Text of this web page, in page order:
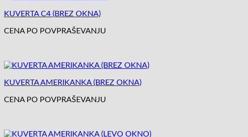
KUVERTA C4 (BREZ OKNA)
CENA PO POVPRAŠEVANJU
KUVERTA AMERIKANKA (BREZ OKNA)
CENA PO POVPRAŠEVANJU